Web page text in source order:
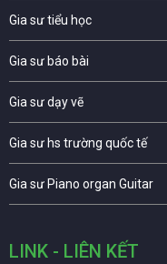
Gia sư tiểu học
Gia sư báo bài
Gia sư dạy vẽ
Gia sư hs trường quốc tế
Gia sư Piano organ Guitar
LINK - LIÊN KẾT